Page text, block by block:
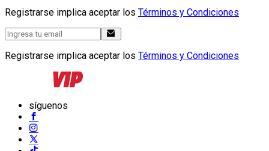
Registrarse implica aceptar los Términos y Condiciones
Registrarse implica aceptar los Términos y Condiciones
síguenos